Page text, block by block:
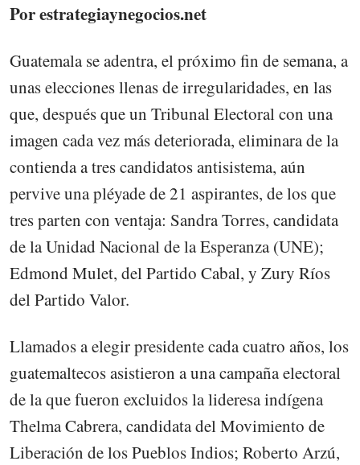
Por estrategiaynegocios.net
Guatemala se adentra, el próximo fin de semana, a
unas elecciones llenas de irregularidades, en las
que, después que un Tribunal Electoral con una
imagen cada vez más deteriorada, eliminara de la
contienda a tres candidatos antisistema, aún
pervive una pléyade de 21 aspirantes, de los que
tres parten con ventaja: Sandra Torres, candidata
de la Unidad Nacional de la Esperanza (UNE);
Edmond Mulet, del Partido Cabal, y Zury Ríos
del Partido Valor.
Llamados a elegir presidente cada cuatro años, los
guatemaltecos asistieron a una campaña electoral
de la que fueron excluidos la lideresa indígena
Thelma Cabrera, candidata del Movimiento de
Liberación de los Pueblos Indios; Roberto Arzú,